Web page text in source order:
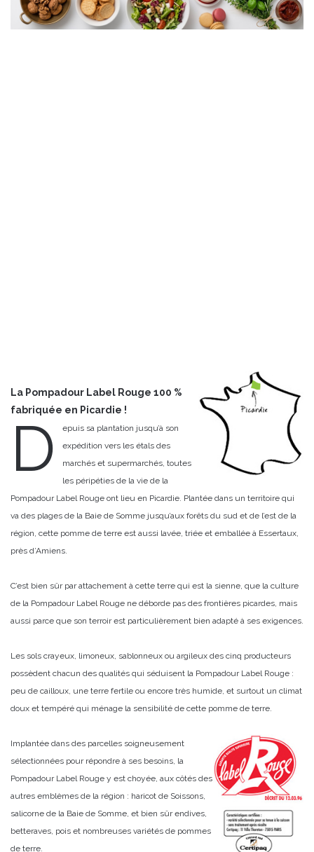
La Pompadour Label Rouge 100 %
fabriquée en Picardie !
D
epuis sa plantation jusqu’à son
expédition vers les étals des
marchés et supermarchés, toutes
les péripéties de la vie de la
Pompadour Label Rouge ont lieu en Picardie. Plantée dans un territoire qui
va des plages de la Baie de Somme jusqu’aux forêts du sud et de l’est de la
région, cette pomme de terre est aussi lavée, triée et emballée à Essertaux,
près d’Amiens.
C’est bien sûr par attachement à cette terre qui est la sienne, que la culture
de la Pompadour Label Rouge ne déborde pas des frontières picardes, mais
aussi parce que son terroir est particulièrement bien adapté à ses exigences.
Les sols crayeux, limoneux, sablonneux ou argileux des cinq producteurs
possèdent chacun des qualités qui séduisent la Pompadour Label Rouge :
peu de cailloux, une terre fertile ou encore très humide, et surtout un climat
doux et tempéré qui ménage la sensibilité de cette pomme de terre.
Implantée dans des parcelles soigneusement
sélectionnées pour répondre à ses besoins, la
Pompadour Label Rouge y est choyée, aux côtés des
autres emblèmes de la région : haricot de Soissons,
salicorne de la Baie de Somme, et bien sûr endives,
betteraves, pois et nombreuses variétés de pommes
de terre.